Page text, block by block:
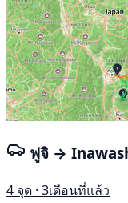
ฟูจิ →
4 จุด · 3เดือนที่แล้ว